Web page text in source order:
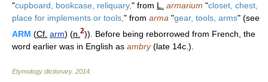
"cupboard, bookcase, reliquary," from L. armarium "closet, chest,
place for implements or tools, " from arma "gear, tools, arms" (see
ARM (Cf. arm) (n. 2)). Before being reborrowed from French, the
word earlier was in English as ambry(late 14c.).
Etymology dictionary. 2014